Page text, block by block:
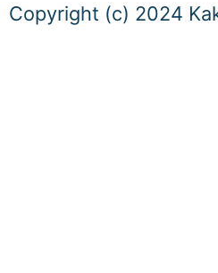
Copyright (c) 2024